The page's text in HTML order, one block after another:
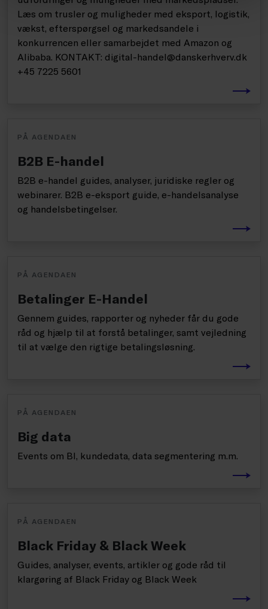
Læs om trusler og muligheder med eksport, logistik,
vækst, efterspørgsel og markedsandele i
konkurrencen eller samarbejdet med Amazon og
Alibaba. KONTAKT: digital-handel@danskerhverv.dk
+45 7225 5601
PÅ AGENDAEN
B2B E-handel
B2B e-handel guides, analyser, juridiske regler og
webinarer. B2B e-eksport guide, e-handelsanalyse
og handelsbetingelser.
PÅ AGENDAEN
Betalinger E-Handel
Gennem guides, rapporter og nyheder får du gode
råd og hjælp til at forstå betalinger, samt vejledning
til at vælge den rigtige betalingsløsning.
PÅ AGENDAEN
Big data
Events om BI, kundedata, data segmentering m.m.
PÅ AGENDAEN
Black Friday & Black Week
Guides, analyser, events, artikler og gode råd til
klargøring af Black Friday og Black Week